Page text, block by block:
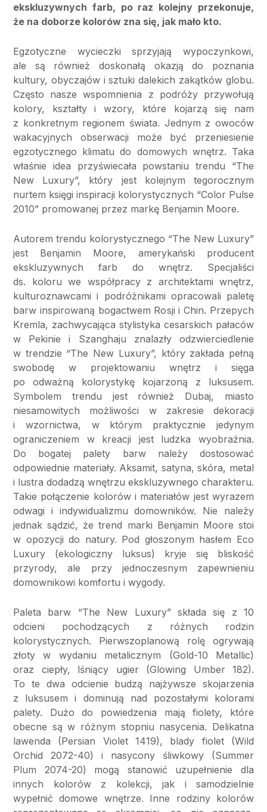
ekskluzywnych farb, po raz kolejny przekonuje,
że na doborze kolorów zna się, jak mało kto.
Egzotyczne wycieczki sprzyjają wypoczynkowi,
ale są również doskonałą okazją do poznania
kultury, obyczajów i sztuki dalekich zakątków globu.
Często nasze wspomnienia z podróży przywołują
kolory, kształty i wzory, które kojarzą się nam
z konkretnym regionem świata. Jednym z owoców
wakacyjnych obserwacji może być przeniesienie
egzotycznego klimatu do domowych wnętrz. Taka
właśnie idea przyświecała powstaniu trendu “The
New Luxury”, który jest kolejnym tegorocznym
nurtem księgi inspiracji kolorystycznych “Color Pulse
2010” promowanej przez markę Benjamin Moore.
Autorem trendu kolorystycznego “The New Luxury”
jest Benjamin Moore, amerykański producent
ekskluzywnych farb do wnętrz. Specjaliści
ds. koloru we współpracy z architektami wnętrz,
kulturoznawcami i podróżnikami opracowali paletę
barw inspirowaną bogactwem Rosji i Chin. Przepych
Kremla, zachwycająca stylistyka cesarskich pałaców
w Pekinie i Szanghaju znalazły odzwierciedlenie
w trendzie “The New Luxury”, który zakłada pełną
swobodę w projektowaniu wnętrz i sięga
po odważną kolorystykę kojarzoną z luksusem.
Symbolem trendu jest również Dubaj, miasto
niesamowitych możliwości w zakresie dekoracji
i wzornictwa, w którym praktycznie jedynym
ograniczeniem w kreacji jest ludzka wyobraźnia.
Do bogatej palety barw należy dostosować
odpowiednie materiały. Aksamit, satyna, skóra, metal
i lustra dodadzą wnętrzu ekskluzywnego charakteru.
Takie połączenie kolorów i materiałów jest wyrazem
odwagi i indywidualizmu domowników. Nie należy
jednak sądzić, że trend marki Benjamin Moore stoi
w opozycji do natury. Pod głoszonym hasłem Eco
Luxury (ekologiczny luksus) kryje się bliskość
przyrody, ale przy jednoczesnym zapewnieniu
domownikowi komfortu i wygody.
Paleta barw “The New Luxury” składa się z 10
odcieni pochodzących z różnych rodzin
kolorystycznych. Pierwszoplanową rolę ogrywają
złoty w wydaniu metalicznym (Gold-10 Metallic)
oraz ciepły, lśniący ugier (Glowing Umber 182).
To te dwa odcienie budzą najżywsze skojarzenia
z luksusem i dominują nad pozostałymi kolorami
palety. Dużo do powiedzenia mają fiolety, które
obecne są w różnym stopniu nasycenia. Delikatna
lawenda (Persian Violet 1419), blady fiolet (Wild
Orchid 2072-40) i nasycony śliwkowy (Summer
Plum 2074-20) mogą stanowić uzupełnienie dla
innych kolorów z kolekcji, jak i samodzielnie
wypełnić domowe wnętrze. Inne rodziny kolorów